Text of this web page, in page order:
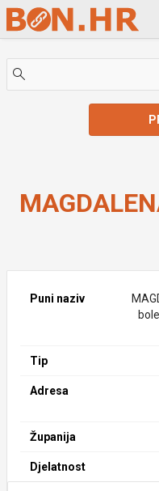
Skip to Main Content
Puni naziv
Tip
Adresa
Županija
Djelatnost